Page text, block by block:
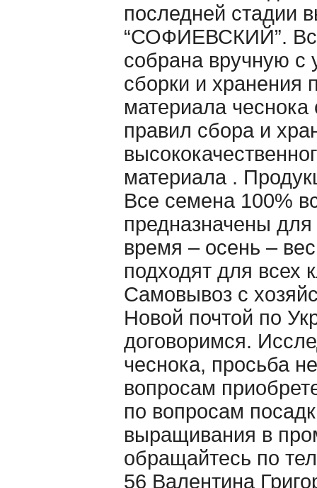
последней стадии
“СОФИЕВСКИЙ”.
собрана вручную c
сборки и хранения
материала
правил сбора и
материала .
Все семена 100%
предназначены
время – осень –
подходят для всех
Самовывоз с
Новой почтой по
договоримся.
чеснока, просьба
вопросам
по вопросам
выращивания в
обращайтесь по
56 Валентина